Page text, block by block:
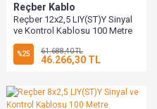
Reçber Kablo
Reçber 12x2,5 LIY(ST)Y Sinyal
ve Kontrol Kablosu 100 Metre
%25 61.688,40 TL
46.266,30 TL